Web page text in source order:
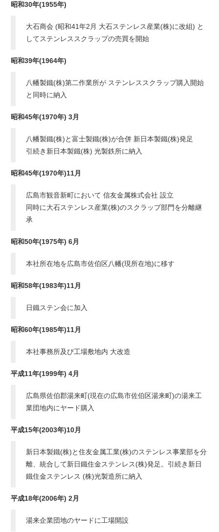
昭和30年(1955年)
大石商会 (昭和41年2月 大石ステンレス産業(株)に改組) と
してステンレススクラップの売買を開始
昭和39年(1964年)
八幡製鐵(株)第二作業所が ステンレススクラップ購入開始
と同時に納入
昭和45年(1970年) 3月
八幡製鐵(株)と富士製鐵(株)が合併 新日本製鐵(株)発足
引続き新日本製鐵(株) 光製鉄所に納入
昭和45年(1970年)11月
広島市観音新町において 信友金属株式会社 設立
同時に大石ステンレス産業(株)のスクラップ部門を分離継
承
昭和50年(1975年) 6月
本社所在地を広島市佐伯区八幡(現所在地)に移す
昭和58年(1983年)11月
日鐵ステン会に加入
昭和60年(1985年)11月
本社事務所及び工場敷地内 大改造
平成11年(1999年) 4月
広島県佐伯郡湯来町(現在の広島市佐伯区湯来町)の湯来工
業団地内にヤード購入
平成15年(2003年)10月
新日本製鐵(株)と住友金属工業(株)のステンレス事業部を分
離、統合して新日鐵住金ステンレス(株)発足。引続き新日
鐵住金ステンレス (株)光製造所に納入
平成18年(2006年) 2月
湯来企業団地のヤードに工場開設